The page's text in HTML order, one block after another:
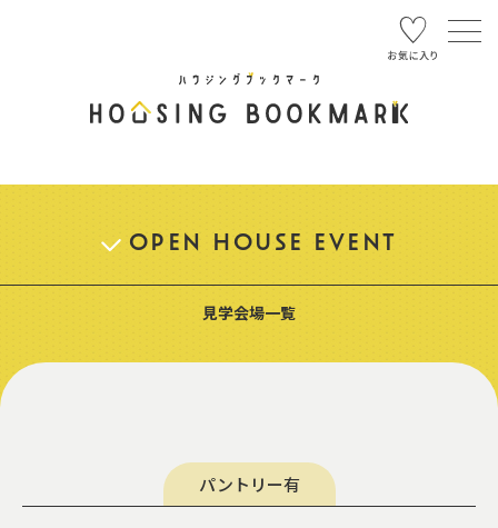
OPEN HOUSE EVENT
見学会場一覧
パントリー有